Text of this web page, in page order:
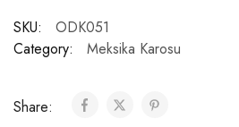
SKU:
ODK051
Category:
Meksika Karosu
Share: